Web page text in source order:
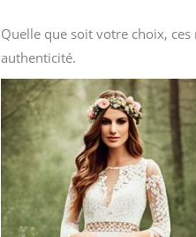
Quelle que soit votre choix,
authenticité.